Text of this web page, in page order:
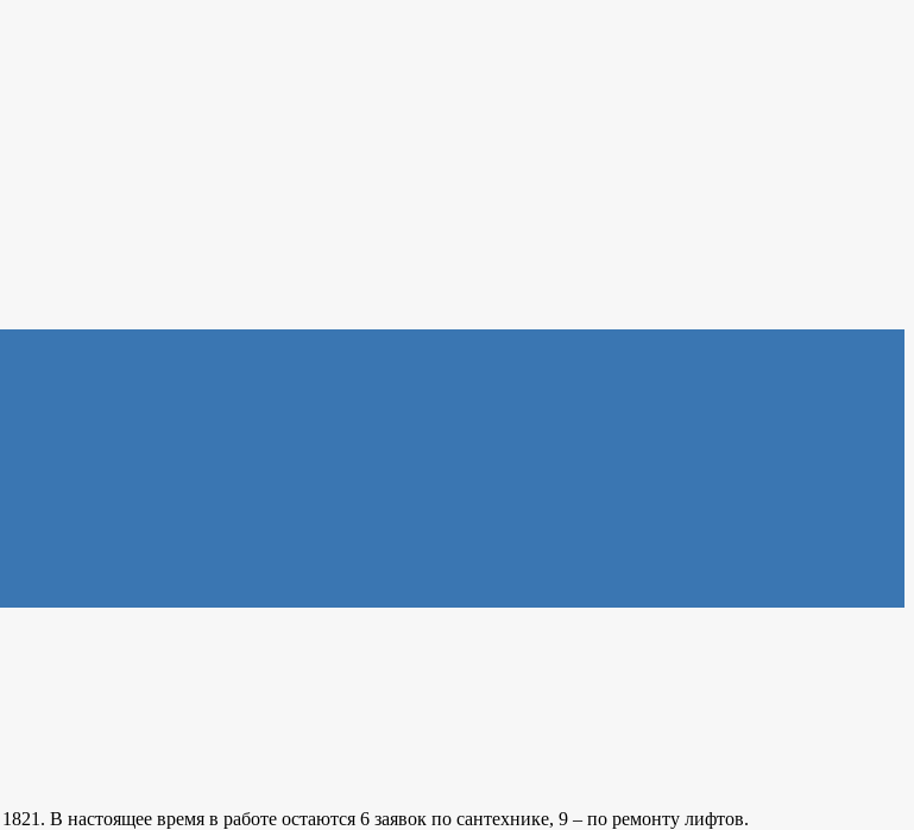
В настоящее время в работе остаются 6 заявок по сантехнике, 9 – по ремонту лифтов.